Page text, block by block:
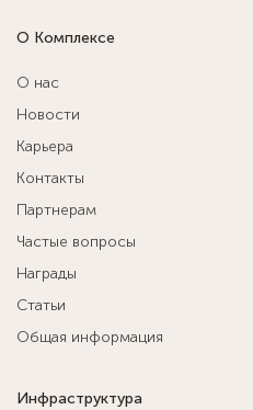
О Комплексе
О нас
Новости
Карьера
Контакты
Партнерам
Частые вопросы
Награды
Статьи
Общая информация
Инфраструктура